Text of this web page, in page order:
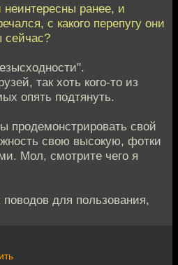
ранее, и
с какого перепугу они
сейчас?
так хоть кого-то из
опять подтянуть.
продемонстрировать свой
свою высокую, фотки
Мол, смотрите чего я
для пользования,